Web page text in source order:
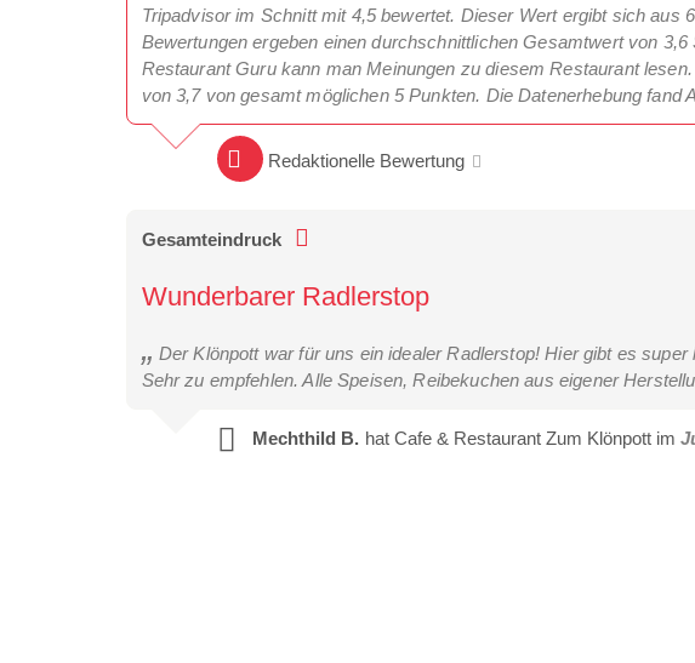
Tripadvisor im Schnitt mit 4,5 bewertet. Dieser Wert ergibt sich aus
Bewertungen ergeben einen durchschnittlichen Gesamtwert von
Restaurant Guru kann man Meinungen zu diesem Restaurant
von 3,7 von gesamt möglichen 5 Punkten. Die Datenerhebung fand
Redaktionelle Bewertung
Gesamteindruck
Wunderbarer Radlerstop
Der Klönpott war für uns ein idealer Radlerstop! Hier gibt es
Sehr zu empfehlen. Alle Speisen, Reibekuchen aus eigener
Mechthild B. hat Cafe & Restaurant Zum Klönpott im